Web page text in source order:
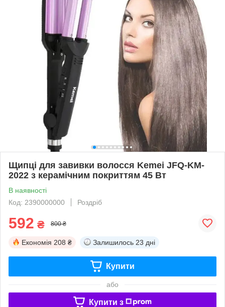
Щипці для завивки волосся Kemei JFQ-KM-
2022 з керамічним покриттям 45 Вт
В наявності
Код: 2390000000
Роздріб
592 ₴ 800 ₴
Економія 208 ₴ Залишилось 23 дні
Купити
або
Купити з